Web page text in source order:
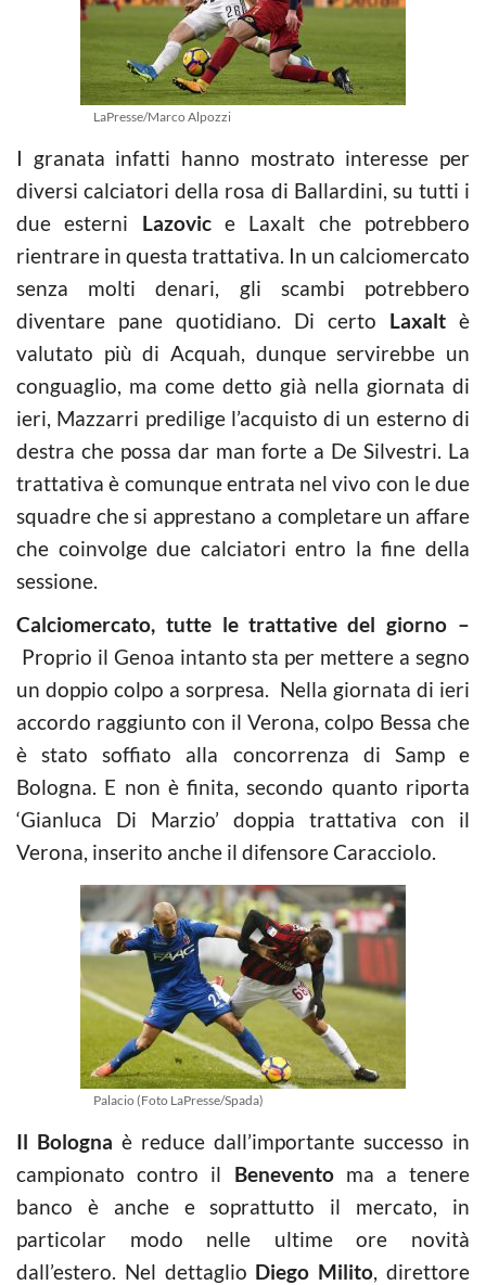
LaPresse/Marco Alpozzi
I granata infatti hanno mostrato interesse per
diversi calciatori della rosa di Ballardini, su tutti i
due esterni Lazovice Laxalt che potrebbero
rientrare in questa trattativa. In un calciomercato
senza molti denari, gli scambi potrebbero
diventare pane quotidiano. Di certo Laxalt è
valutato più di Acquah, dunque servirebbe un
conguaglio, ma come detto già nella giornata di
ieri, Mazzarri predilige l’acquisto di un esterno di
destra che possa dar man forte a De Silvestri. La
trattativa è comunque entrata nel vivo con le due
squadre che si apprestano a completare un affare
che coinvolge due calciatori entro la fine della
sessione.
Calciomercato, tutte le trattative del giorno –
Proprio il Genoa intanto sta per mettere a segno
un doppio colpo a sorpresa. Nella giornata di ieri
accordo raggiunto con il Verona, colpo Bessa che
è stato soffiato alla concorrenza di Samp e
Bologna. E non è finita, secondo quanto riporta
‘Gianluca Di Marzio’ doppia trattativa con il
Verona, inserito anche il difensore Caracciolo.
Palacio (Foto LaPresse/Spada)
Il Bologna è reduce dall’importante successo in
campionato contro il Beneventoma a tenere
banco è anche e soprattutto il mercato, in
particolar modo nelle ultime ore novità
dall’estero. Nel dettaglio Diego Milito, direttore